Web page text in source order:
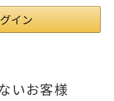
いお客様